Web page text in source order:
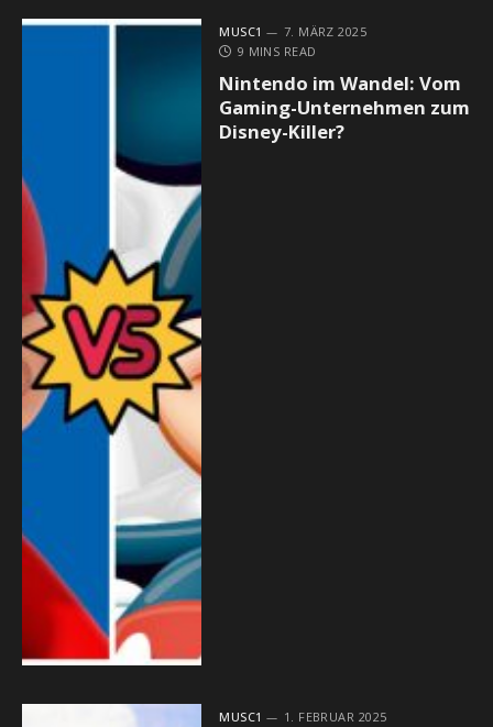
MUSC1
7. MÄRZ 2025
9 MINS READ
Nintendo im Wandel: Vom
Gaming-Unternehmen zum
Disney-Killer?
MUSC1
1. FEBRUAR 2025